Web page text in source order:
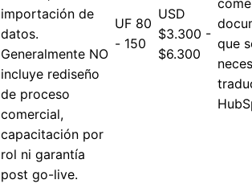
importación de
datos.
Generalmente NO
incluye rediseño
de proceso
comercial,
capacitación por
rol ni garantía
post go-live.
UF 80
- 150
USD
$3.300 -
$6.300
que